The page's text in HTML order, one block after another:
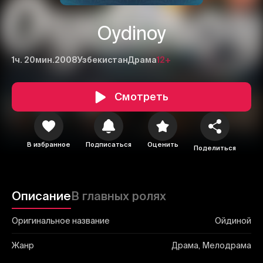
Oydinoy
1ч. 20мин.2008УзбекистанДрама12+
Смотреть
В избранное Подписаться Оценить Поделиться
ОписаниеВ главных ролях
Оригинальное название Ойдиной
Жанр Драма, Мелодрама
1
Отправить
Авторизоваться